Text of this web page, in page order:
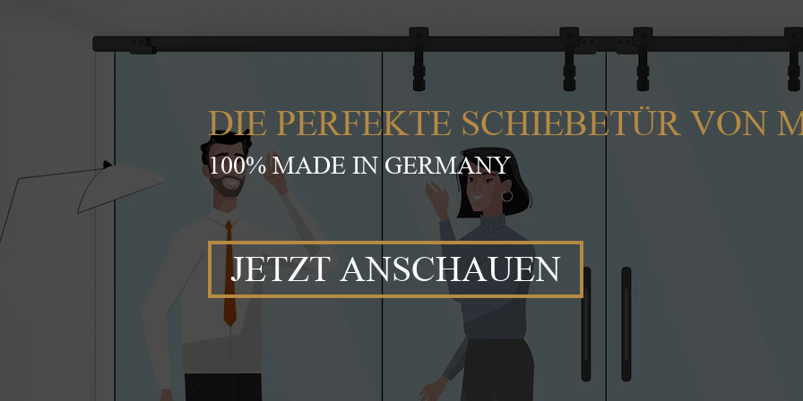
DIE PERFEKTE SCHIEBETÜR VON
100% MADE IN GERMANY
JETZT ANSCHAUEN